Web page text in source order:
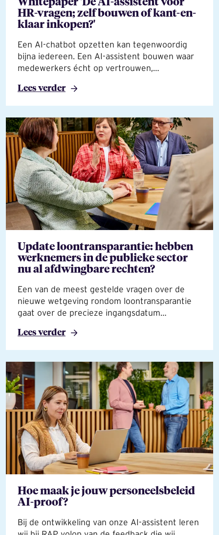
Whitepaper 'De AI-assistent voor
HR-vragen; zelf bouwen of kant-en-
klaar inkopen?'
Een AI-chatbot opzetten kan tegenwoordig
bijna iedereen. Een AI-assistent bouwen waar
medewerkers écht op vertrouwen,…
Lees verder
Update loontransparantie: hebben
werknemers in de publieke sector
nu al afdwingbare rechten?
Een van de meest gestelde vragen over de
nieuwe wetgeving rondom loontransparantie
gaat over de precieze ingangsdatum…
Lees verder
Hoe maak je jouw personeelsbeleid
AI-proof?
Bij de ontwikkeling van onze AI-assistent leren